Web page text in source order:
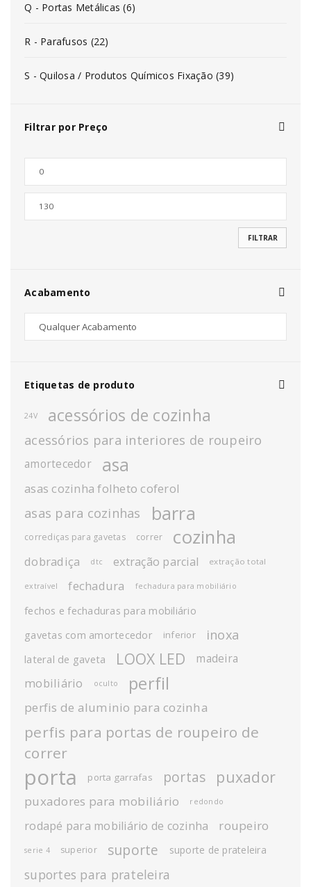
Q - Portas Metálicas (6)
R - Parafusos (22)
S - Quilosa / Produtos Químicos Fixação (39)
Filtrar por Preço
FILTRAR
Acabamento
Etiquetas de produto
24V acessórios de cozinha
acessórios para interiores de roupeiro
amortecedor asa
asas cozinha folheto coferol
asas para cozinhas barra
corrediças para gavetas correr cozinha
dobradiça dtc extração parcial extração total
extraível fechadura fechadura para mobiliário
fechos e fechaduras para mobiliário
gavetas com amortecedor
inferior inoxa
lateral de gaveta LOOX LED madeira
mobiliário oculto perfil
perfis de aluminio para cozinha
perfis para portas de roupeiro de
correr
porta porta garrafas portas puxador
puxadores para mobiliário redondo
rodapé para mobiliário de cozinha roupeiro
serie 4 superior suporte suporte de prateleira
suportes para prateleira